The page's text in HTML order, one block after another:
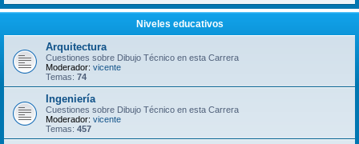
Niveles educativos
Arquitectura
Cuestiones sobre Dibujo Técnico en esta Carrera
Moderador: vicente
Temas: 74
Ingeniería
Cuestiones sobre Dibujo Técnico en esta Carrera
Moderador: vicente
Temas: 457